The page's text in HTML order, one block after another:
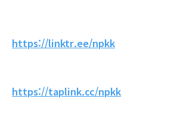
https://linktr.ee/npkk
https://taplink.cc/npkk